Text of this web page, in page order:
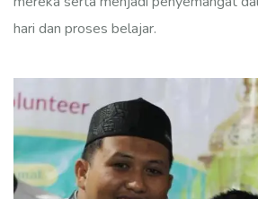
hari dan proses belajar.